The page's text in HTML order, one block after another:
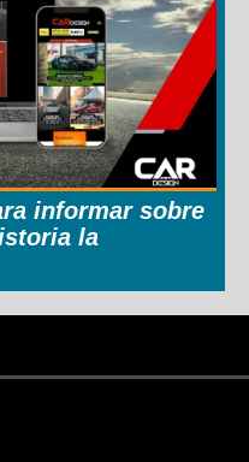
informar sobre
la